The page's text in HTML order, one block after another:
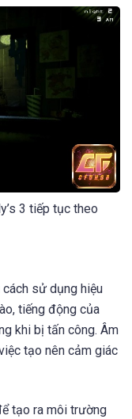
3 tiếp tục theo
sử dụng hiệu
tiếng động của
khi bị tấn công. Âm
tạo nên cảm giác
tạo ra môi trường